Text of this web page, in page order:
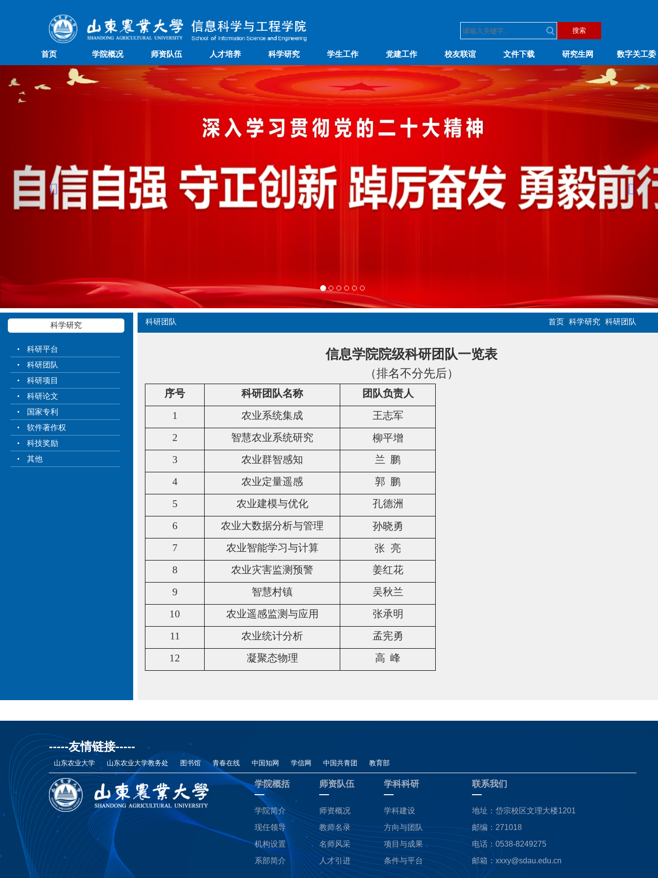
搜索
首页 学院概况 师资队伍 人才培养 科学研究 学生工作 党建工作 校友联谊 文件下载 研究生网 数字关工委
Previous
科学研究
科研平台
科研团队
科研项目
科研论文
国家专利
软件著作权
科技奖励
其他
科研团队 首页 科学研究 科研团队
信息学院院级科研团队一览表
（排名不分先后）
序号 科研团队名称
团队负责人
1
农业系统集成
王志军
2
智慧农业系统研究 柳平增
3 农业群智感知
兰 鹏
4
农业定量遥感
郭 鹏
5
农业建模与优化
孔德洲
6
农业大数据分析与管理 孙晓勇
7 农业智能学习与计算 张 亮
8 农业灾害监测预警
姜红花
9
智慧村镇
吴秋兰
10
农业遥感监测与应用
张承明
11
农业统计分析
孟宪勇
12
凝聚态物理 高 峰
-----友情链接-----
山东农业大学 山东农业大学教务处 图书馆 青春在线 中国知网 学信网 中国共青团 教育部
学院概括
学院简介
现任领导
机构设置
系部简介
师资队伍
师资概况
教师名录
名师风采
人才引进
学科科研
学科建设
方向与团队
项目与成果
条件与平台
联系我们
地址：岱宗校区文理大楼1201
邮编：271018
电话：0538-8249275
邮箱：xxxy@sdau.edu.cn